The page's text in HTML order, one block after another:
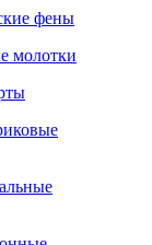
фены
молотки